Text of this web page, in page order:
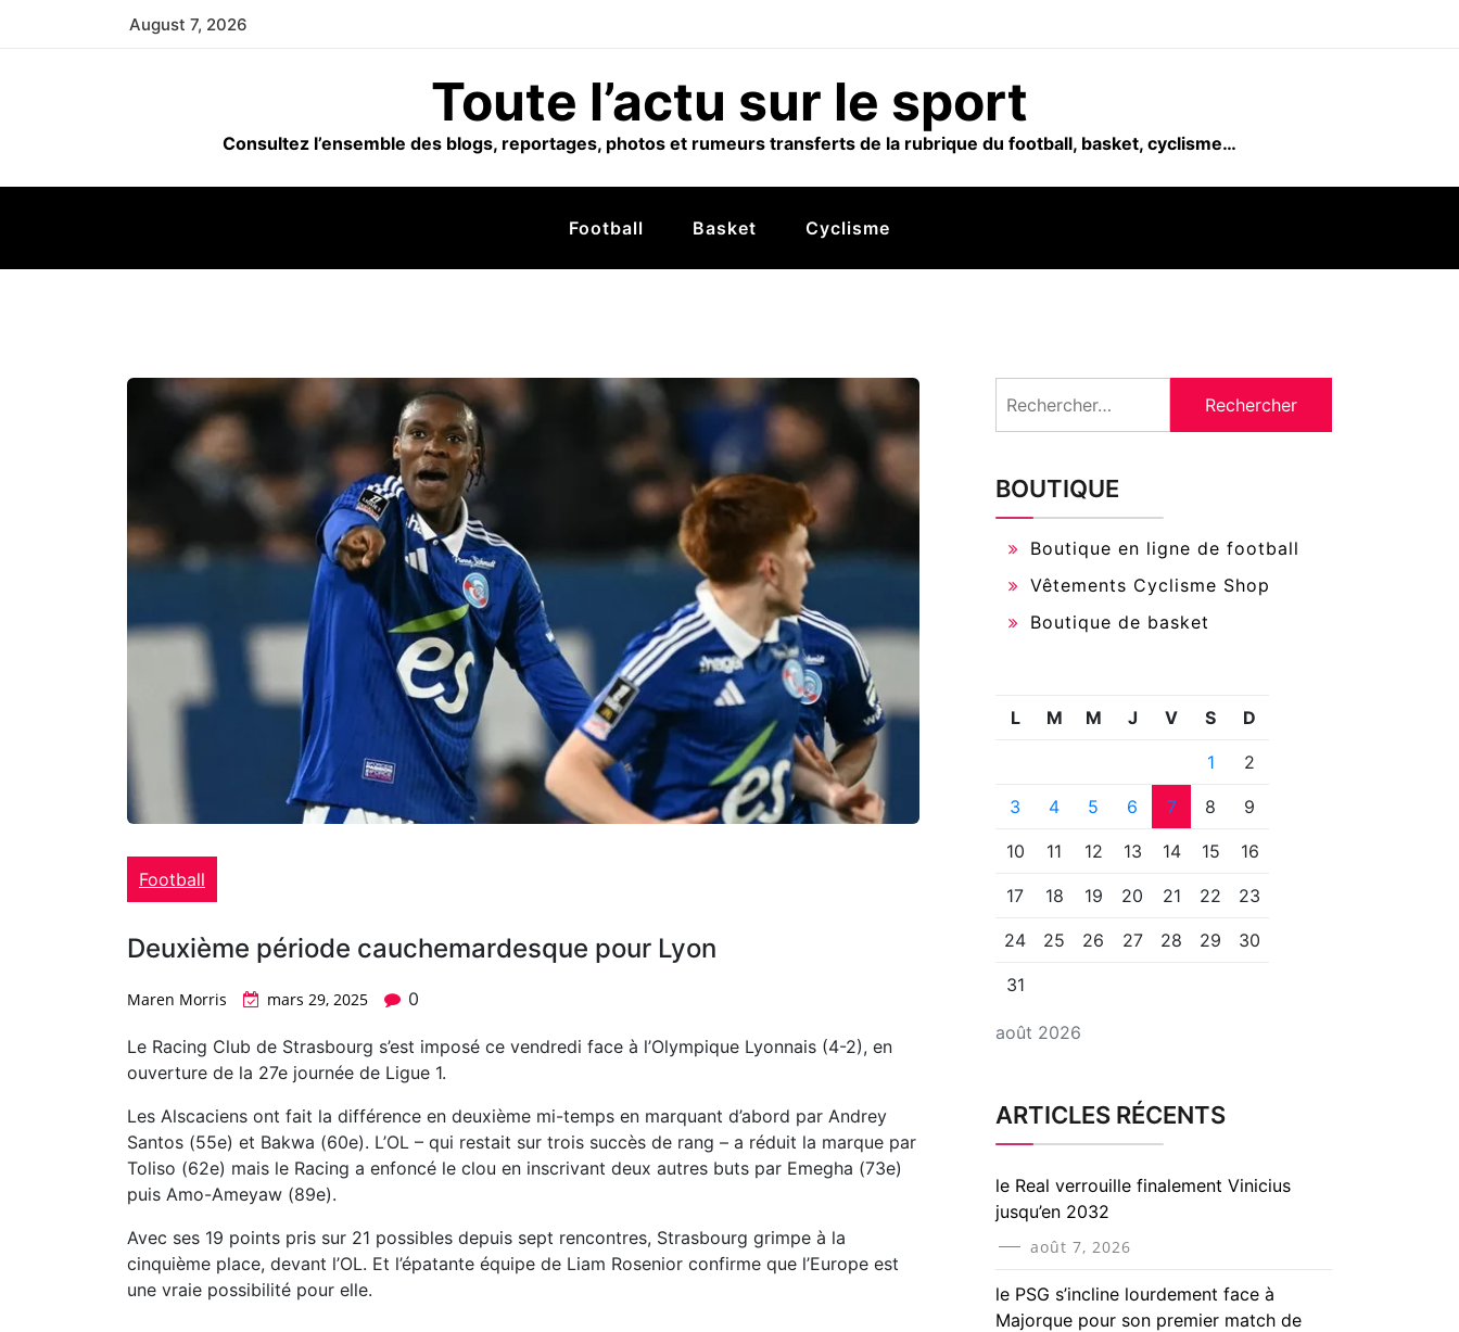
August 7, 2026
Toute l’actu sur le sport
Consultez l’ensemble des blogs, reportages, photos et rumeurs transferts de la rubrique du football, basket, cyclisme…
Football Basket Cyclisme
Football
Deuxième période cauchemardesque pour Lyon
Maren Morris mars 29, 2025 0
Le Racing Club de Strasbourg s’est imposé ce vendredi face à l’Olympique Lyonnais (4-2), en
ouverture de la 27e journée de Ligue 1.
Les Alscaciens ont fait la différence en deuxième mi-temps en marquant d’abord par Andrey
Santos (55e) et Bakwa (60e). L’OL – qui restait sur trois succès de rang – a réduit la marque par
Toliso (62e) mais le Racing a enfoncé le clou en inscrivant deux autres buts par Emegha (73e)
puis Amo-Ameyaw (89e).
Avec ses 19 points pris sur 21 possibles depuis sept rencontres, Strasbourg grimpe à la
cinquième place, devant l’OL. Et l’épatante équipe de Liam Rosenior confirme que l’Europe est
une vraie possibilité pour elle.
BOUTIQUE
Boutique en ligne de football
Vêtements Cyclisme Shop
Boutique de basket
août 2026
L M M J V S D
1 2
3 4 5 6 7 8 9
10 11 12 13 14 15 16
17 18 19 20 21 22 23
24 25 26 27 28 29 30
31
ARTICLES RÉCENTS
le Real verrouille finalement Vinicius
jusqu’en 2032
août 7, 2026
le PSG s’incline lourdement face à
Majorque pour son premier match de